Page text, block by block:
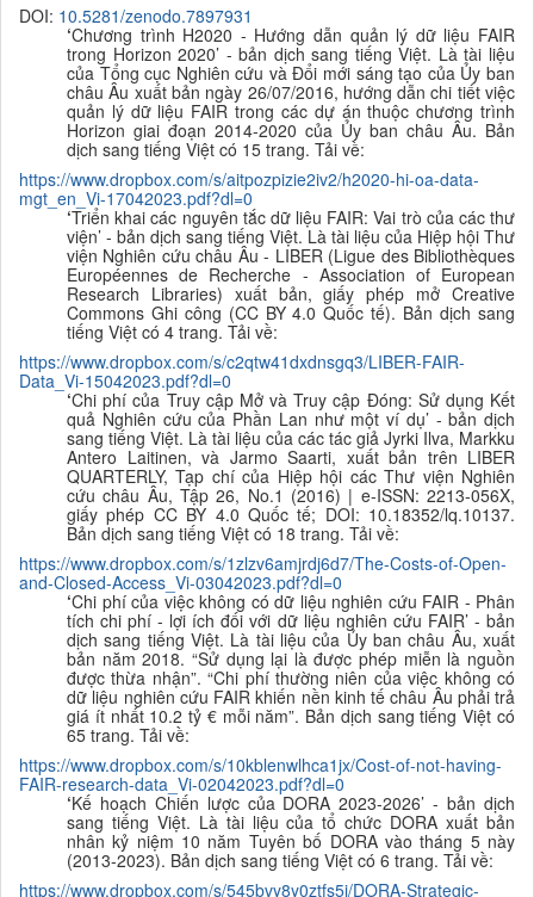
DOI: 10.5281/zenodo.7897931
‘Chương trình H2020 - Hướng dẫn quản lý dữ liệu FAIR
trong Horizon 2020’ - bản dịch sang tiếng Việt. Là tài liệu
của Tổng cục Nghiên cứu và Đổi mới sáng tạo của Ủy ban
châu Âu xuất bản ngày 26/07/2016, hướng dẫn chi tiết việc
quản lý dữ liệu FAIR trong các dự án thuộc chương trình
Horizon giai đoạn 2014-2020 của Ủy ban châu Âu. Bản
dịch sang tiếng Việt có 15 trang. Tải về:
https://www.dropbox.com/s/aitpozpizie2iv2/h2020-hi-oa-data-
mgt_en_Vi-17042023.pdf?dl=0
‘Triển khai các nguyên tắc dữ liệu FAIR: Vai trò của các thư
viện’ - bản dịch sang tiếng Việt. Là tài liệu của Hiệp hội Thư
viện Nghiên cứu châu Âu - LIBER (Ligue des Bibliothèques
Européennes de Recherche - Association of European
Research Libraries) xuất bản, giấy phép mở Creative
Commons Ghi công (CC BY 4.0 Quốc tế). Bản dịch sang
tiếng Việt có 4 trang. Tải về:
https://www.dropbox.com/s/c2qtw41dxdnsgq3/LIBER-FAIR-
Data_Vi-15042023.pdf?dl=0
‘Chi phí của Truy cập Mở và Truy cập Đóng: Sử dụng Kết
quả Nghiên cứu của Phần Lan như một ví dụ’ - bản dịch
sang tiếng Việt. Là tài liệu của các tác giả Jyrki Ilva, Markku
Antero Laitinen, và Jarmo Saarti, xuất bản trên LIBER
QUARTERLY, Tạp chí của Hiệp hội các Thư viện Nghiên
cứu châu Âu, Tập 26, No.1 (2016) | e-ISSN: 2213-056X,
giấy phép CC BY 4.0 Quốc tế; DOI: 10.18352/lq.10137.
Bản dịch sang tiếng Việt có 18 trang. Tải về:
https://www.dropbox.com/s/1zlzv6amjrdj6d7/The-Costs-of-Open-
and-Closed-Access_Vi-03042023.pdf?dl=0
‘Chi phí của việc không có dữ liệu nghiên cứu FAIR - Phân
tích chi phí - lợi ích đối với dữ liệu nghiên cứu FAIR’ - bản
dịch sang tiếng Việt. Là tài liệu của Ủy ban châu Âu, xuất
bản năm 2018. “Sử dụng lại là được phép miễn là nguồn
được thừa nhận”. “Chi phí thường niên của việc không có
dữ liệu nghiên cứu FAIR khiến nền kinh tế châu Âu phải trả
giá ít nhất 10.2 tỷ € mỗi năm”. Bản dịch sang tiếng Việt có
65 trang. Tải về:
https://www.dropbox.com/s/10kblenwlhca1jx/Cost-of-not-having-
FAIR-research-data_Vi-02042023.pdf?dl=0
‘Kế hoạch Chiến lược của DORA 2023-2026’ - bản dịch
sang tiếng Việt. Là tài liệu của tổ chức DORA xuất bản
nhân kỷ niệm 10 năm Tuyên bố DORA vào tháng 5 này
(2013-2023). Bản dịch sang tiếng Việt có 6 trang. Tải về:
https://www.dropbox.com/s/545bvy8y0ztfs5i/DORA-Strategic-